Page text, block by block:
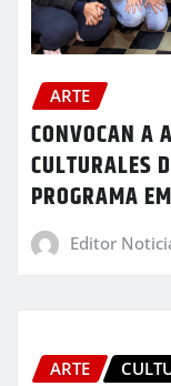
ARTE
CONVOCAN A
CULTURALES
PROGRAMA
Editor
ARTE